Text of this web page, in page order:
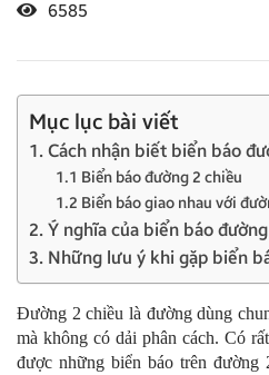
6585
Mục lục bài viết
1. Cách nhận biết biển báo
1.1 Biển báo đường 2 chiều
1.2 Biển báo giao nhau với
2. Ý nghĩa của biển báo
3. Những lưu ý khi gặp biển
Đường 2 chiều là đường dùng
mà không có dải phân cách. Có
được những biển báo trên